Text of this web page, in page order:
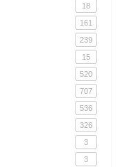
18
161
239
15
520
707
536
326
3
3